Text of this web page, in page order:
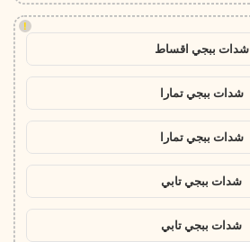
!
شدات ببجي اقساط
شدات ببجي تمارا
شدات ببجي تمارا
شدات ببجي تابي
شدات ببجي تابي